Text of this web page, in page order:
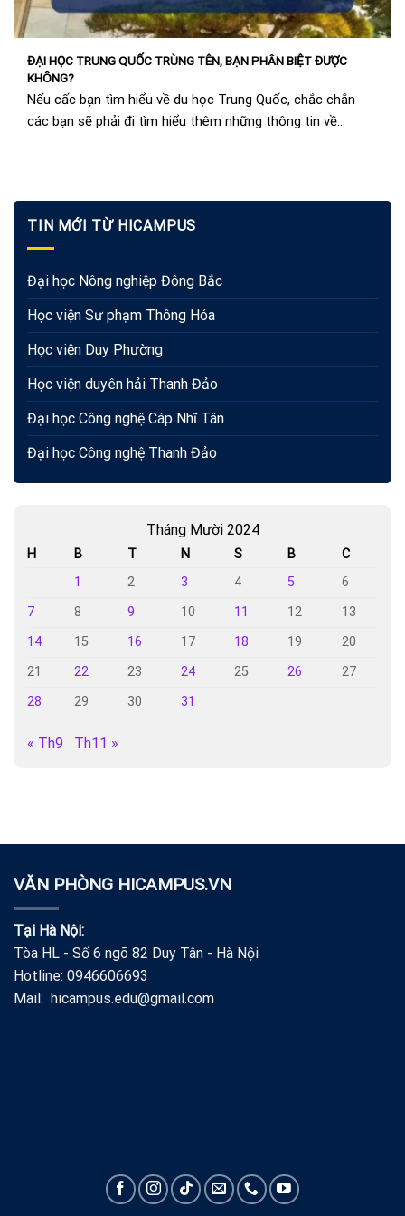
ĐẠI HỌC TRUNG QUỐC TRÙNG TÊN, BẠN PHÂN BIỆT ĐƯỢC
KHÔNG?
Nếu cấc bạn tìm hiểu về du học Trung Quốc, chắc chắn
các bạn sẽ phải đi tìm hiểu thêm những thông tin về
TIN MỚI TỪ HICAMPUS
Đại học Nông nghiệp Đông Bắc
Học viện Sư phạm Thông Hóa
Học viện Duy Phường
Học viện duyên hải Thanh Đảo
Đại học Công nghệ Cáp Nhĩ Tân
Đại học Công nghệ Thanh Đảo
Tháng Mười 2024
H B T N S B
C
1
2 3 4 5
6
7
8 9 10 11 12
13
14
15 16 17 18 19
20
21
22 23 24 25 26
27
28
29 30 31
« Th9 Th11 »
VĂN PHÒNG HICAMPUS.VN
Tại Hà Nội:
Tòa HL - Số 6 ngõ 82 Duy Tân - Hà Nội
Hotline: 0946606693
Mail: hicampus.edu@gmail.com